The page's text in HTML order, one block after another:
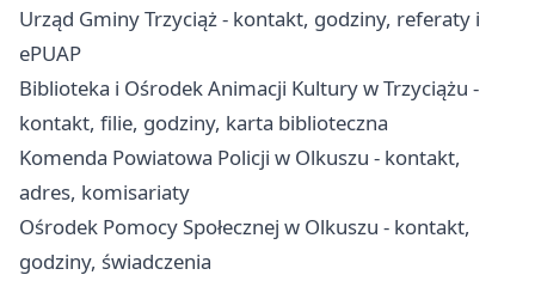
Urząd Gminy Trzyciąż - kontakt, godziny, referaty i
ePUAP
Biblioteka i Ośrodek Animacji Kultury w Trzyciążu -
kontakt, filie, godziny, karta biblioteczna
Komenda Powiatowa Policji w Olkuszu - kontakt,
adres, komisariaty
Ośrodek Pomocy Społecznej w Olkuszu - kontakt,
godziny, świadczenia